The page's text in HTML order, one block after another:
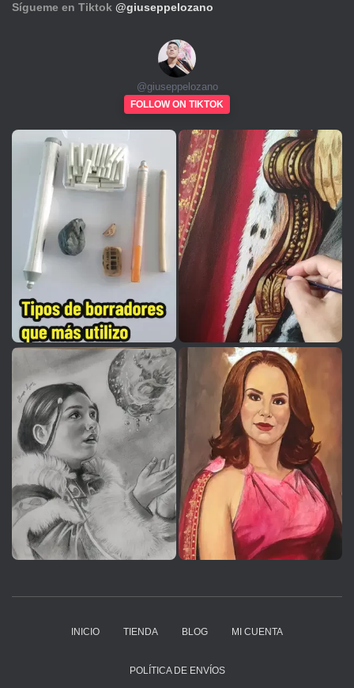
Sígueme en Tiktok @giuseppelozano
@giuseppelozano
FOLLOW ON TIKTOK
INICIO TIENDA BLOG MI CUENTA
POLÍTICA DE ENVÍOS